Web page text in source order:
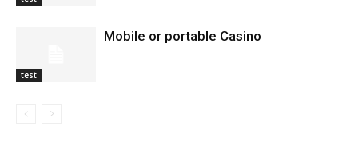
test
Mobile or portable Casino